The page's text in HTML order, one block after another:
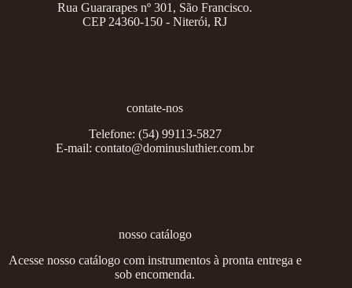
Rua Guararapes nº 301, São Francisco.
CEP 24360-150 - Niterói, RJ
contate-nos
Telefone: (54) 99113-5827
E-mail:contato@dominusluthier.com.br
nosso catálogo
Acesse nosso catálogo com instrumentos à pronta entrega e
sob encomenda.